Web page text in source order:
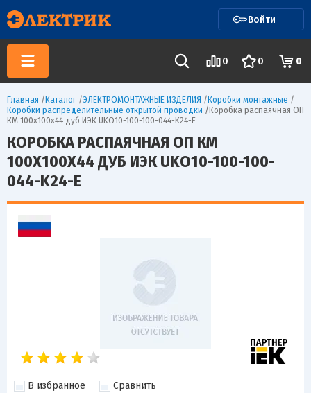
Войти
0 0 0
Главная /Каталог /ЭЛЕКТРОМОНТАЖНЫЕ ИЗДЕЛИЯ /Коробки монтажные /
Коробки распределительные открытой проводки /Коробка распаячная ОП
КМ 100х100х44 дуб ИЭК UKO10-100-100-044-K24-E
КОРОБКА РАСПАЯЧНАЯ ОП КМ
100Х100Х44 ДУБ ИЭК UKO10-100-100-
044-K24-E
В избранное Сравнить